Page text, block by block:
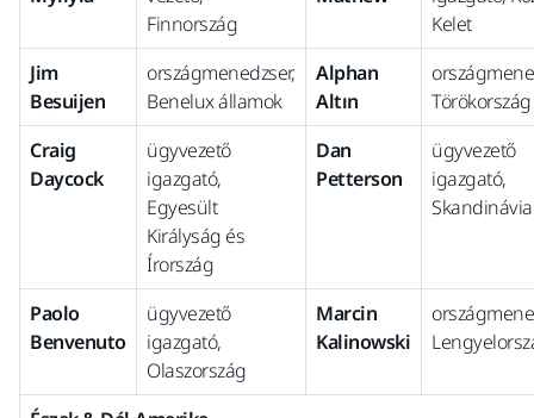
Finnország
Kelet
Jim
Besuijen
országmenedzser,
Benelux államok
Alphan
Altın
Törökország
Craig
Daycock
ügyvezető
igazgató,
Egyesült
Királyság és
Írország
Dan
Petterson
ügyvezető
igazgató,
Skandinávia
Paolo
Benvenuto
ügyvezető
igazgató,
Olaszország
Marcin
Kalinowski